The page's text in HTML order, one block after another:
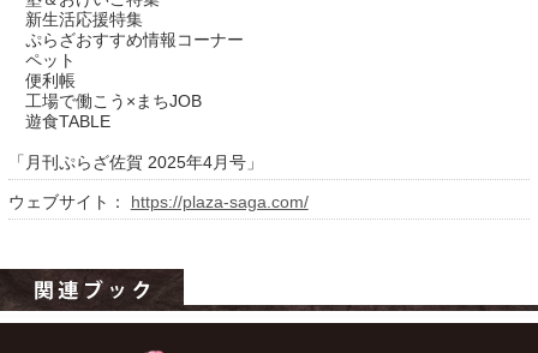
新生活応援特集
ぷらざおすすめ情報コーナー
ペット
便利帳
工場で働こう×まちJOB
遊食TABLE
「月刊ぷらざ佐賀 2025年4月号」
ウェブサイト： https://plaza-saga.com/
運営：福博印刷
saga ebooksとは
運営会社
ご利用ガイド
サイトマップ